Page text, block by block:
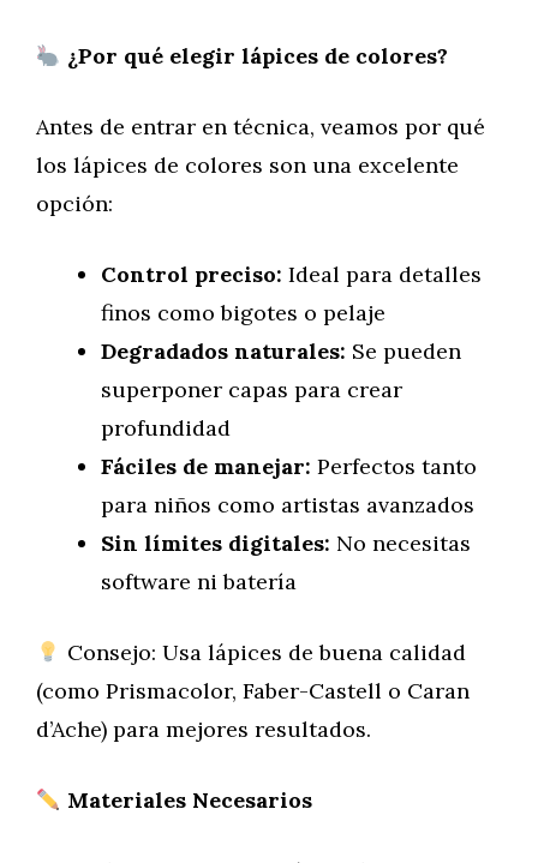
¿Por qué elegir lápices de colores?
Antes de entrar en técnica, veamos por qué
los lápices de colores son una excelente
opción:
Control preciso: Ideal para detalles
finos como bigotes o pelaje
Degradados naturales: Se pueden
superponer capas para crear
profundidad
Fáciles de manejar: Perfectos tanto
para niños como artistas avanzados
Sin límites digitales: No necesitas
software ni batería
Consejo: Usa lápices de buena calidad
(como Prismacolor, Faber-Castell o Caran
d’Ache) para mejores resultados.
Materiales Necesarios